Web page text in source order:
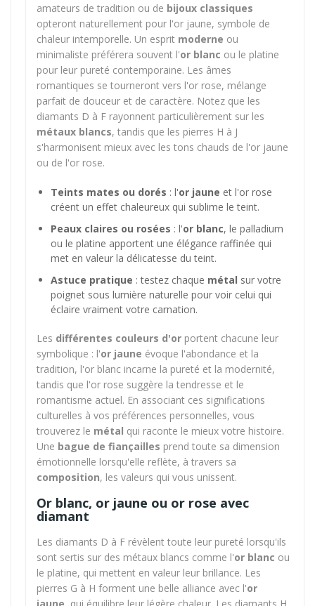
amateurs de tradition ou de bijoux classiques
opteront naturellement pour l'or jaune, symbole de
chaleur intemporelle. Un esprit moderne ou
minimaliste préférera souvent l'or blanc ou le platine
pour leur pureté contemporaine. Les âmes
romantiques se tourneront vers l'or rose, mélange
parfait de douceur et de caractère. Notez que les
diamants D à F rayonnent particulièrement sur les
métaux blancs, tandis que les pierres H à J
s'harmonisent mieux avec les tons chauds de l'or jaune
ou de l'or rose.
Teints mates ou dorés : l'or jaune et l'or rose
créent un effet chaleureux qui sublime le teint.
Peaux claires ou rosées : l'or blanc, le palladium
ou le platine apportent une élégance raffinée qui
met en valeur la délicatesse du teint.
Astuce pratique : testez chaque métal sur votre
poignet sous lumière naturelle pour voir celui qui
éclaire vraiment votre carnation.
Les différentes couleurs d'or portent chacune leur
symbolique : l'or jaune évoque l'abondance et la
tradition, l'or blanc incarne la pureté et la modernité,
tandis que l'or rose suggère la tendresse et le
romantisme actuel. En associant ces significations
culturelles à vos préférences personnelles, vous
trouverez le métal qui raconte le mieux votre histoire.
Une bague de fiançailles prend toute sa dimension
émotionnelle lorsqu'elle reflète, à travers sa
composition, les valeurs qui vous unissent.
Or blanc, or jaune ou or rose avec
diamant
Les diamants D à F révèlent toute leur pureté lorsqu'ils
sont sertis sur des métaux blancs comme l'or blanc ou
le platine, qui mettent en valeur leur brillance. Les
pierres G à H forment une belle alliance avec l'or